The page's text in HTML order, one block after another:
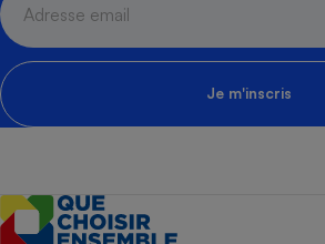
Je m'inscris